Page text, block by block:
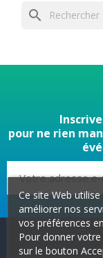
search
pour ne rien
Ce site Web
améliorer nos
vos préférences
Pour donner
sur le bouton